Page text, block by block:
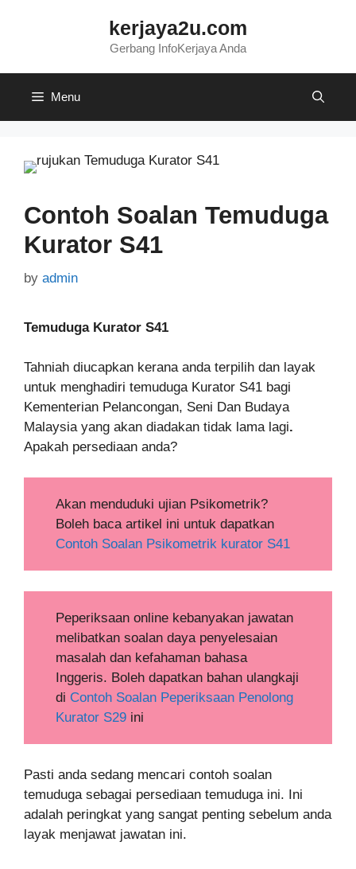
kerjaya2u.com
Gerbang InfoKerjaya Anda
Menu
Contoh Soalan Temuduga
Kurator S41
by admin
Temuduga Kurator S41
Tahniah diucapkan kerana anda terpilih dan layak
untuk menghadiri temuduga Kurator S41 bagi
Kementerian Pelancongan, Seni Dan Budaya
Malaysia yang akan diadakan tidak lama lagi.
Apakah persediaan anda?
Akan menduduki ujian Psikometrik?
Boleh baca artikel ini untuk dapatkan
Contoh Soalan Psikometrik kurator S41
Peperiksaan online kebanyakan jawatan
melibatkan soalan daya penyelesaian
masalah dan kefahaman bahasa
Inggeris. Boleh dapatkan bahan ulangkaji
diContoh Soalan Peperiksaan Penolong
Kurator S29 ini
Pasti anda sedang mencari contoh soalan
temuduga sebagai persediaan temuduga ini. Ini
adalah peringkat yang sangat penting sebelum anda
layak menjawat jawatan ini.